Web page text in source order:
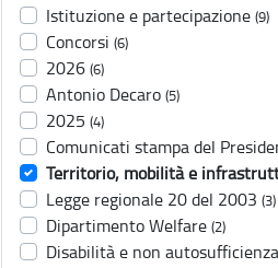
Istituzione e partecipazione (9)
Concorsi (6)
2026 (6)
Antonio Decaro (5)
2025 (4)
Comunicati stampa del
Territorio, mobilità e
Legge regionale 20 del 2003 (3)
Dipartimento Welfare (2)
Disabilità e non autosufficienza